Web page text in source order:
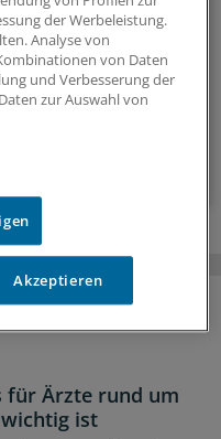
erzählen wir
)Leben.
für Ärzte rund um
ist
der Werbeleistung.
Analyse von
von Daten
und Verbesserung der
zur Auswahl von
Akzeptieren